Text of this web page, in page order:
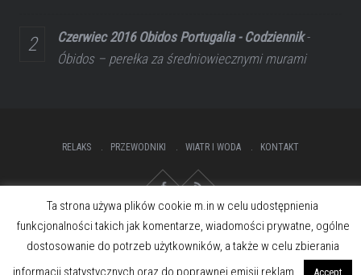
Czerwiec 2016 Obidos Portugalia - Codziennik-
Óbidos – perełka za średniowiecznymi murami
RELAKS PRZEWODNIKI WIATR I WODA KONTAKT
Ta strona używa plików cookie m.in w celu udostępnienia
funkcjonalności takich jak komentarze, wiadomości prywatne, ogólne
dostosowanie do potrzeb użytkowników, a także w celu zbierania
informacji statystycznych oraz do poprawnej emisji reklam.
Accept